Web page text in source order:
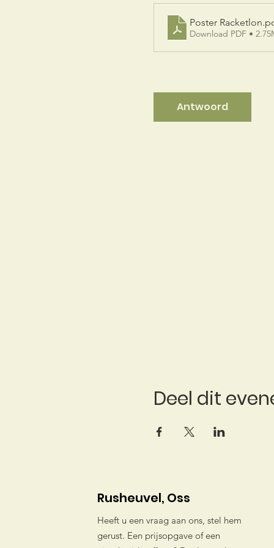
Poster Racketlon
Download PDF •
Antwoord
Deel dit
Rusheuvel, Oss
Heeft u een vraag aan ons, stel hem
gerust. Een prijsopgave of een